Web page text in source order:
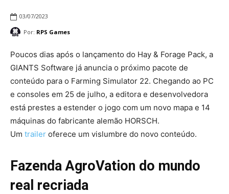
03/07/2023
Por: RPS Games
Poucos dias após o lançamento do Hay & Forage Pack, a
GIANTS Software já anuncia o próximo pacote de
conteúdo para o Farming Simulator 22. Chegando ao PC
e consoles em 25 de julho, a editora e desenvolvedora
está prestes a estender o jogo com um novo mapa e 14
máquinas do fabricante alemão HORSCH.
Um trailer oferece um vislumbre do novo conteúdo.
Fazenda AgroVation do mundo
real recriada